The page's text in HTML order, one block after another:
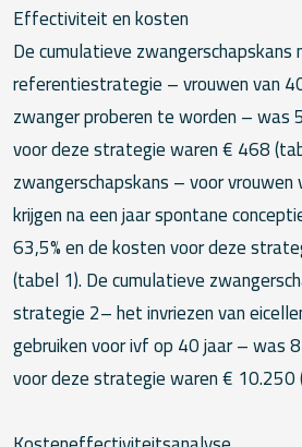
Effectiviteit en kosten
De cumulatieve zwangerschapskans
referentiestrategie – vrouwen van
zwanger proberen te worden – was
voor deze strategie waren € 468
zwangerschapskans – voor
krijgen na een jaar spontane
63,5% en de kosten voor deze
(tabel 1). De cumulatieve
strategie 2– het invriezen van
gebruiken voor ivf op 40 jaar – was
voor deze strategie waren € 10.250